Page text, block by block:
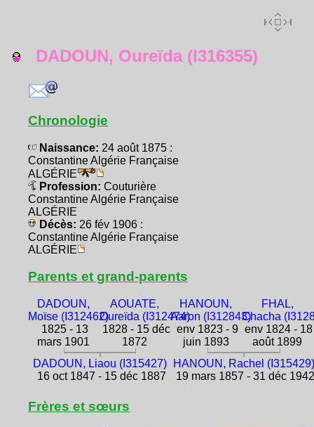
DADOUN, Oureïda (I316355)
Chronologie
Naissance: 24 août 1875 :
Constantine Algérie Française
ALGÉRIE
Profession: Couturière
Constantine Algérie Française
ALGÉRIE
Décès: 26 fév 1906 :
Constantine Algérie Française
ALGÉRIE
Parents et grand-parents
DADOUN,
Moïse (I312462)
1825 - 13
mars 1901
AOUATE,
Oureïda (I312474)
1828 - 15 déc
1872
HANOUN,
Aaron (I312843)
env 1823 - 9
juin 1893
FHAL,
Chacha
env 1824 - 18
août 1899
DADOUN, Liaou (I315427)
16 oct 1847 - 15 déc 1887
HANOUN, Rachel (I315429)
19 mars 1857 - 31 déc 1942
Frères et sœurs